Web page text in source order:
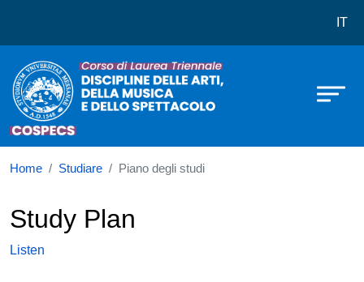
Corso di laurea in Discipline delleIT
Home Studiare Piano degli studi
Study Plan
Listen